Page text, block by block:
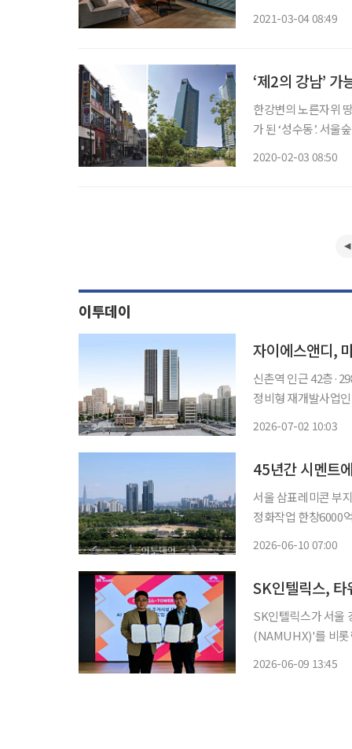
2021-03-04 08:49
‘제2의 강남’
한강변의 노른자위
가 된 ‘성수동’. 서
2020-02-03 08:50
이투데이
자이에스앤디,
신촌역 인근 42층·298가구 주거복합 조성
정비형 재개발사업
2026-07-02 10:03
서울 삼표레미콘 부
정화작업 한창6000
2026-06-10 07:00
SK인텔릭스,
SK인텔릭스가 서울 강남•서
(NAMUHX)'를 비롯한 주요 환경가
2026-06-09 13:45